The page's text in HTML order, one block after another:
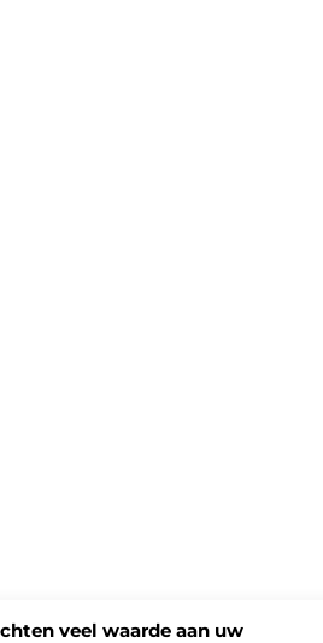
veel waarde aan uw